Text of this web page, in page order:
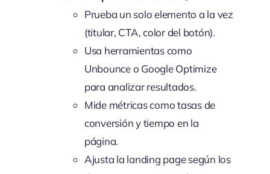
Prueba un solo elemento a la vez
(titular, CTA, color del botón).
Usa herramientas como
Unbounce o Google Optimize
para analizar resultados.
Mide métricas como tasas de
conversión y tiempo en la
página.
Ajusta la landing page según los